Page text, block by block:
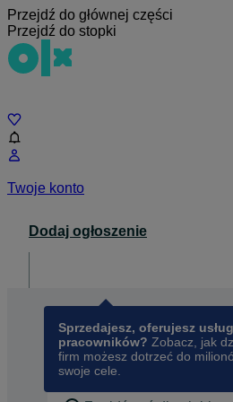
Przejdź do głównej części
Przejdź do stopki
Twoje konto
Dodaj ogłoszenie
Sprzedajesz, oferujesz
pracowników? Zobacz, jak
firm możesz dotrzeć do
swoje cele.